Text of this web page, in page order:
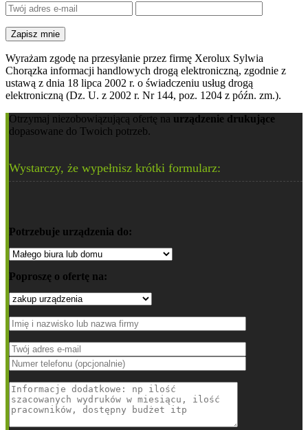
Wyrażam zgodę na przesyłanie przez firmę Xerolux Sylwia
Chorązka informacji handlowych drogą elektroniczną, zgodnie z
ustawą z dnia 18 lipca 2002 r. o świadczeniu usług drogą
elektroniczną (Dz. U. z 2002 r. Nr 144, poz. 1204 z późn. zm.).
Otrzymaj niezobowiązującą ofertę na urządzenie drukujące
dopasowane do Twoich potrzeb.
Wystarczy, że wypełnisz krótki formularz:
Potrzebuje urządzenia do:
Poproszę o ofertę na: